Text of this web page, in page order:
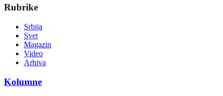
Rubrike
Srbija
Svet
Magazin
Video
Arhiva
Kolumne